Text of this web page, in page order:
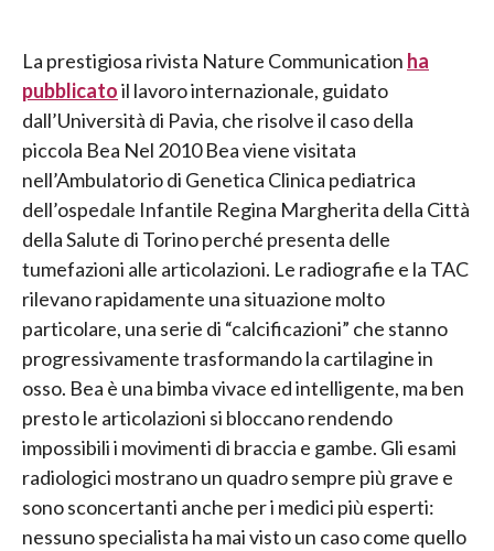
La prestigiosa rivista Nature Communication ha
pubblicatoil lavoro internazionale, guidato
dall’Università di Pavia, che risolve il caso della
piccola Bea Nel 2010 Bea viene visitata
nell’Ambulatorio di Genetica Clinica pediatrica
dell’ospedale Infantile Regina Margherita della Città
della Salute di Torino perché presenta delle
tumefazioni alle articolazioni. Le radiografie e la TAC
rilevano rapidamente una situazione molto
particolare, una serie di “calcificazioni” che stanno
progressivamente trasformando la cartilagine in
osso. Bea è una bimba vivace ed intelligente, ma ben
presto le articolazioni si bloccano rendendo
impossibili i movimenti di braccia e gambe. Gli esami
radiologici mostrano un quadro sempre più grave e
sono sconcertanti anche per i medici più esperti:
nessuno specialista ha mai visto un caso come quello